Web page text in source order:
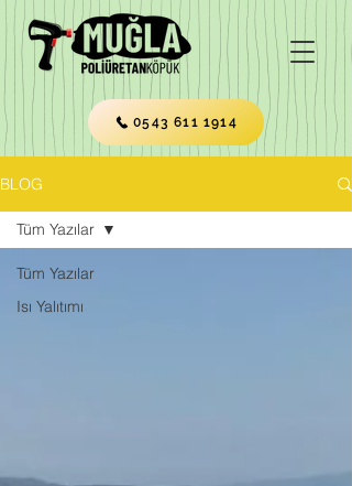
0543 611 1914
BLOG
Tüm Yazılar
Isı Yalıtımı
Tüm Yazılar